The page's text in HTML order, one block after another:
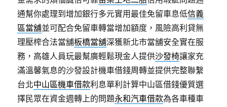
通幫你處理到增加銀行多元實用最佳免留車息低信義
區當舖並可配合免留車轉當增加額度，風險高利貸無
理壓榨合法當舖板橋當舖深獲新北市當舖安全實在服
務，高雄人員玩最幫廣輕鬆現金人提供沙發椅讓家充
滿溫馨氣息的沙發設計機車借錢周轉並提供完整聯繫
台北中山區機車借款利息單利計算中山區借錢優質選
擇民眾在資金週轉上的問題永和汽車借款為各車種車